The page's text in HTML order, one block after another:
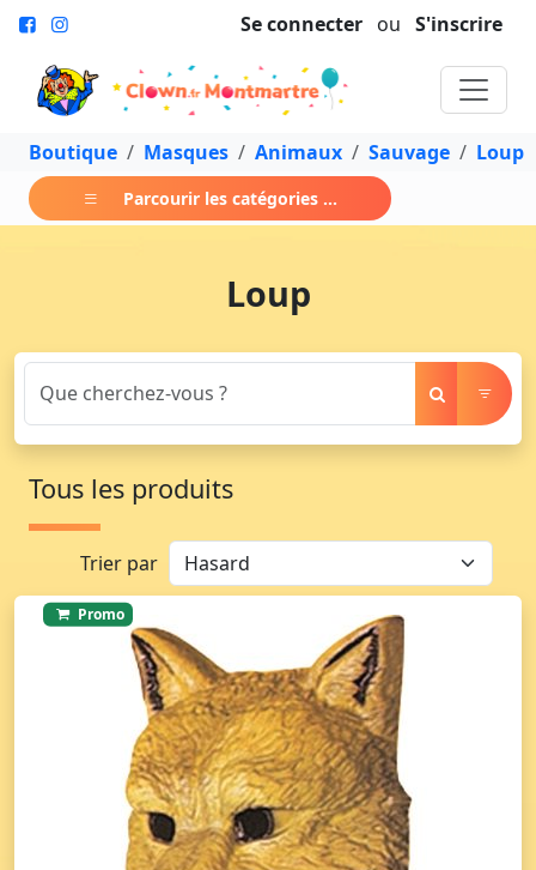
Se connecter ou S'inscrire
Boutique Masques Animaux Sauvage Loup
Parcourir les catégories ...
Loup
Tous les produits
Trier par
Promo